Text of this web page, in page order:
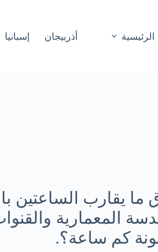
الرئيسية أذربيجان إسبانيا
يقارب الساعتين
المعمارية
كم ساعة؟.